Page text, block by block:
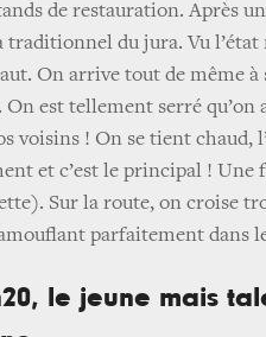
de restauration. Après
traditionnel du jura. Vu l’état
On arrive tout de même
On est tellement serré qu’on
voisins ! On se tient chaud,
et c’est le principal ! Une
Sur la route, on croise
parfaitement dans
le jeune mais